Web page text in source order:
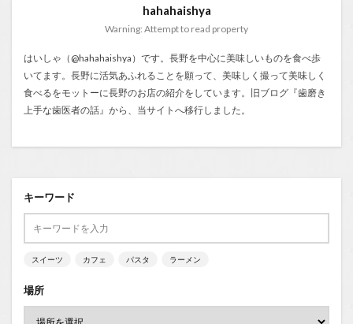
hahahaishya
Warning: Attempt to read property
はいしゃ（@hahahaishya）です。長野を中心に美味しいものを食べ歩
いてます。長野に活気あふれることを願って、美味しく撮って美味しく
食べるをモットーに長野のお店の紹介をしています。旧ブログ『歯磨き
上手な歯医者の話』から、当サイトへ移行しました。
キーワード
スイーツ カフェ パスタ ラーメン
場所